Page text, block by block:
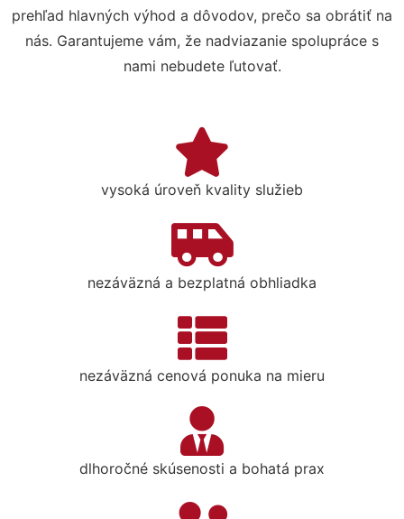
prehľad hlavných výhod a dôvodov, prečo sa obrátiť na
nás. Garantujeme vám, že nadviazanie spolupráce s
nami nebudete ľutovať.
vysoká úroveň kvality služieb
nezáväzná a bezplatná obhliadka
nezáväzná cenová ponuka na mieru
dlhoročné skúsenosti a bohatá prax